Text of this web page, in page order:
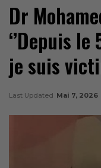
Dr
‘’Depuis
je suis
Last Updated Mai 7, 2026